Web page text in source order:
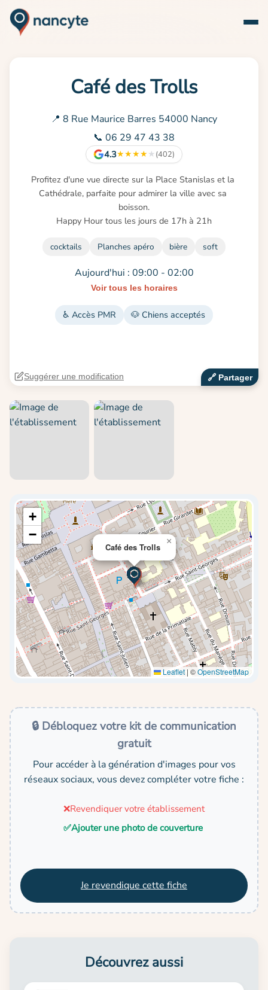
Café des Trolls
📍 8 Rue Maurice Barres 54000 Nancy
📞 06 29 47 43 38
4.3★★★★★ (402)
Profitez d'une vue directe sur la Place Stanislas et la
Cathédrale, parfaite pour admirer la ville avec sa
boisson.
Happy Hour tous les jours de 17h à 21h
cocktails Planches apéro bière soft
Aujourd'hui : 09:00 - 02:00
Voir tous les horaires
♿ Accès PMR 🐶 Chiens acceptés
🔗‍️ Partager
Suggérer une modification
Café des Trolls
×
+
−
Leaflet | ©OpenStreetMap
🔒 Débloquez votre kit de communication
gratuit
Pour accéder à la génération d'images pour vos
réseaux sociaux, vous devez compléter votre fiche :
❌Revendiquer votre établissement
✅Ajouter une photo de couverture
Je revendique cette fiche
Découvrez aussi